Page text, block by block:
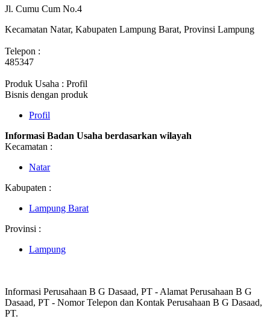
Jl. Cumu Cum No.4
Kecamatan Natar, Kabupaten Lampung Barat, Provinsi Lampung
Telepon :
485347
Produk Usaha : Profil
Bisnis dengan produk
Profil
Informasi Badan Usaha berdasarkan wilayah
Kecamatan :
Natar
Kabupaten :
Lampung Barat
Provinsi :
Lampung
Informasi Perusahaan B G Dasaad, PT - Alamat Perusahaan B G
Dasaad, PT - Nomor Telepon dan Kontak Perusahaan B G Dasaad,
PT.